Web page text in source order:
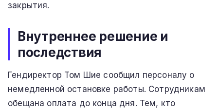
закрытия.
Внутреннее решение и
последствия
Гендиректор Том Шие сообщил персоналу о
немедленной остановке работы. Сотрудникам
обещана оплата до конца дня. Тем, кто